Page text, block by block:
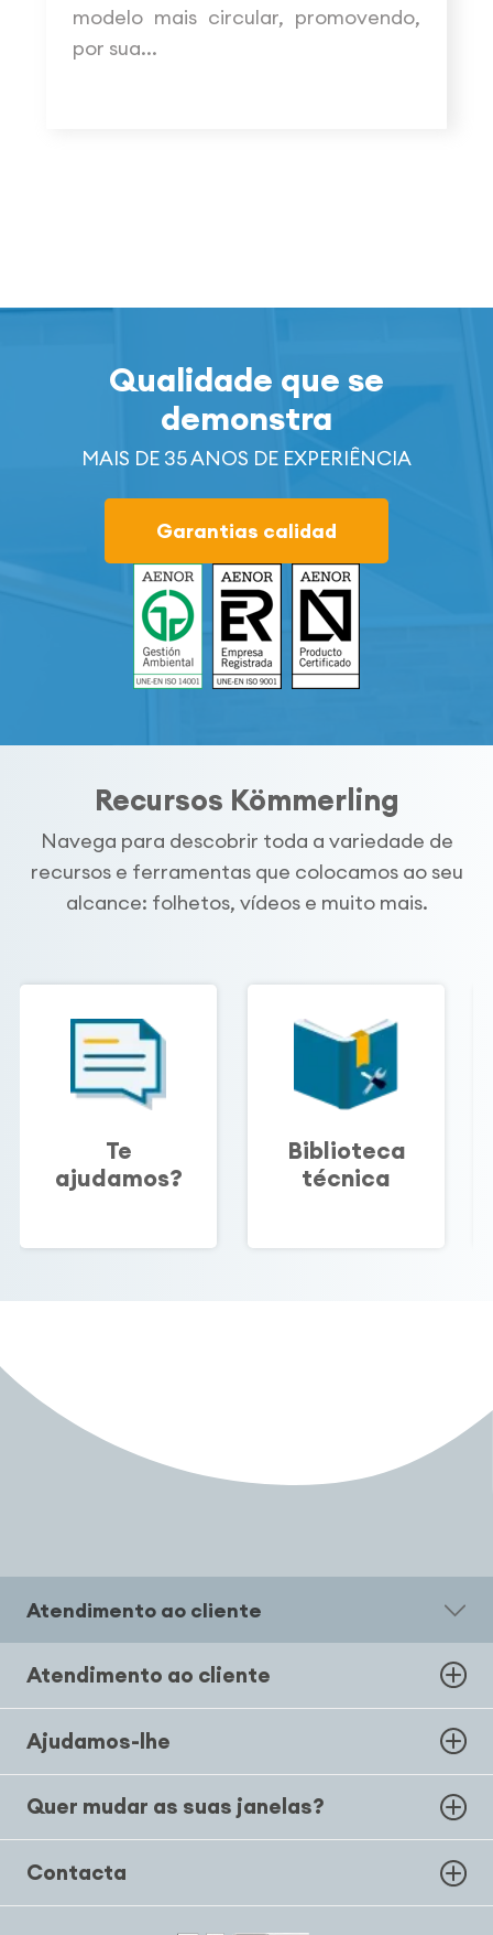
modelo mais circular, promovendo,
por sua...
Qualidade que se
demonstra
MAIS DE 35 ANOS DE EXPERIÊNCIA
Garantias calidad
Recursos Kömmerling
Navega para descobrir toda a variedade de
recursos e ferramentas que colocamos ao seu
alcance: folhetos, vídeos e muito mais.
Te
ajudamos?
Biblioteca
técnica
Atendimento ao cliente
Atendimento ao cliente
Ajudamos-lhe
Quer mudar as suas janelas?
Contacta